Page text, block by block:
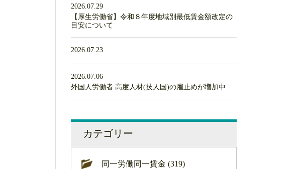
2026.07.29
【厚生労働省】令和８年度地域別最低賃金額改定の
目安について
2026.07.23
2026.07.06
外国人労働者 高度人材(技人国)の雇止めが増加中
カテゴリー
同一労働同一賃金 (319)